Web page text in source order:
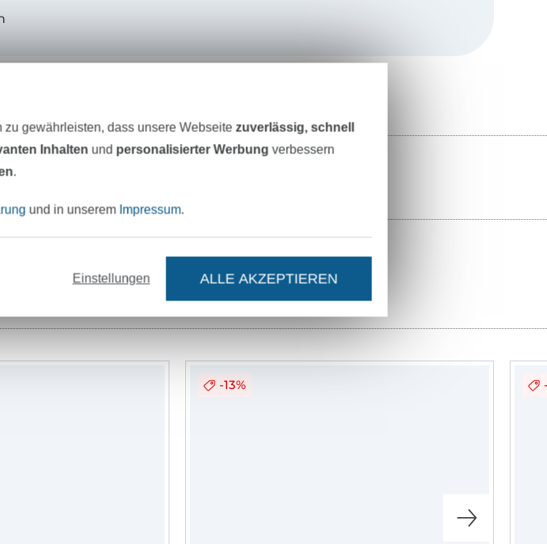
sind ein wenig anders, nicht zu
durch einen Hauch Nostalgie und ihre coole
durch wilde Stoffmusterkombinationen.
aber auch nicht verschnörkelt. Man kann
Anfänger sein.
auch über das Muster hinaus
passt dazu
-13%
zu gewährleisten, dass unsere Webseitezuverlässig, schnell
Inhalten und personalisierter Werbung verbessern
.
und in unserem Impressum.
Einstellungen ALLE AKZEPTIEREN